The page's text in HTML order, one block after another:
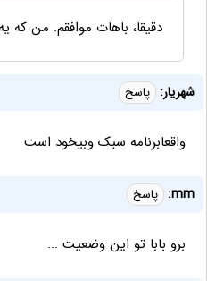
دقیقا، باهات موافقم. من که
شهریار: پاسخ
واقعابرنامه سبک وبیخود است
mm: پاسخ
برو بابا تو این وضعیت ...